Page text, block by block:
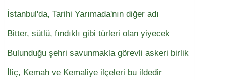
İstanbul'da, Tarihi Yarımada'nın diğer adı
Bitter, sütlü, fındıklı gibi türleri olan yiyecek
Bulunduğu şehri savunmakla görevli askeri birlik
İliç, Kemah ve Kemaliye ilçeleri bu ildedir